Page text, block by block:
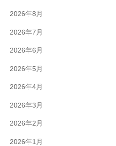
2026年8月
2026年7月
2026年6月
2026年5月
2026年4月
2026年3月
2026年2月
2026年1月